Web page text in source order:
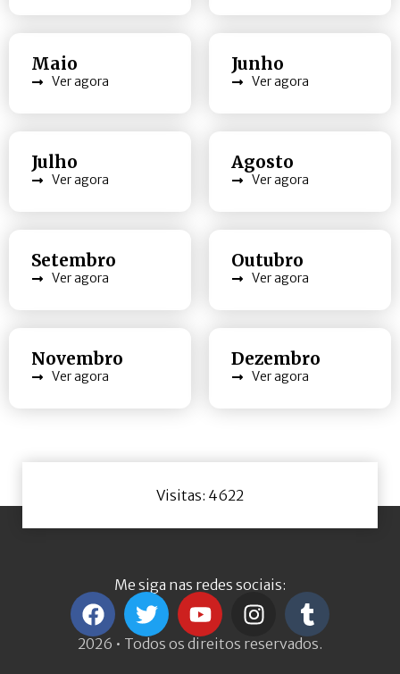
Maio
Ver agora
Junho
Ver agora
Julho
Ver agora
Agosto
Ver agora
Setembro
Ver agora
Outubro
Ver agora
Novembro
Ver agora
Dezembro
Ver agora
Visitas: 4622
Me siga nas redes sociais:
2026 • Todos os direitos reservados.